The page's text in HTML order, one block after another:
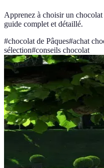
Apprenez à choisir un
guide complet et détaillé.
#chocolat de Pâques#achat
sélection#conseils chocolat